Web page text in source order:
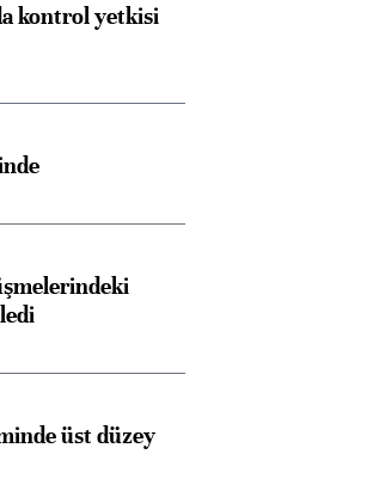
Almanya, Commerzbank
kontrol yetkisi
üst düzey